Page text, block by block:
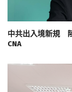
中共出入境新規
CNA